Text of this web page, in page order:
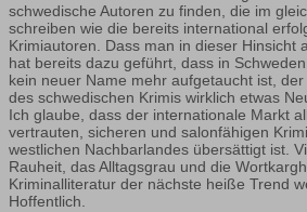
schwedische Autoren zu finden, die im
schreiben wie die bereits international
Krimiautoren. Dass man in dieser Hinsicht
hat bereits dazu geführt, dass in
kein neuer Name mehr aufgetaucht ist,
des schwedischen Krimis wirklich etwas
Ich glaube, dass der internationale Markt
vertrauten, sicheren und salonfähigen
westlichen Nachbarlandes übersättigt ist.
Rauheit, das Alltagsgrau und die
Kriminalliteratur der nächste heiße Trend
Hoffentlich.